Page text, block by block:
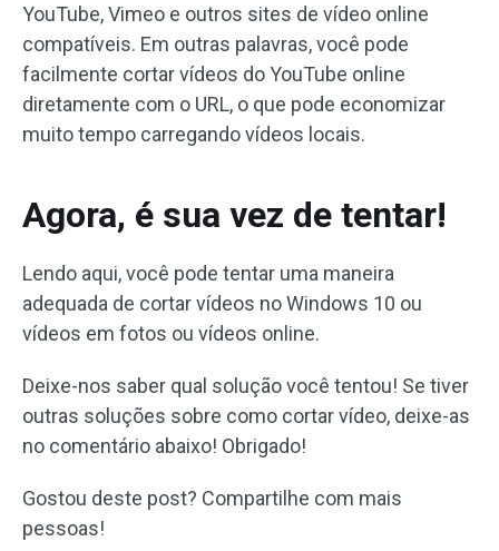
YouTube, Vimeo e outros sites de vídeo online
compatíveis. Em outras palavras, você pode
facilmente cortar vídeos do YouTube online
diretamente com o URL, o que pode economizar
muito tempo carregando vídeos locais.
Agora, é sua vez de tentar!
Lendo aqui, você pode tentar uma maneira
adequada de cortar vídeos no Windows 10 ou
vídeos em fotos ou vídeos online.
Deixe-nos saber qual solução você tentou! Se tiver
outras soluções sobre como cortar vídeo, deixe-as
no comentário abaixo! Obrigado!
Gostou deste post? Compartilhe com mais
pessoas!